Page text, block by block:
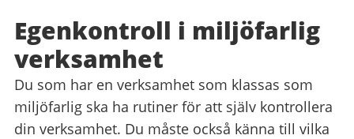
Egenkontroll i miljöfarlig
verksamhet
Du som har en verksamhet som klassas som
miljöfarlig ska ha rutiner för att själv kontrollera
din verksamhet. Du måste också känna till vilka